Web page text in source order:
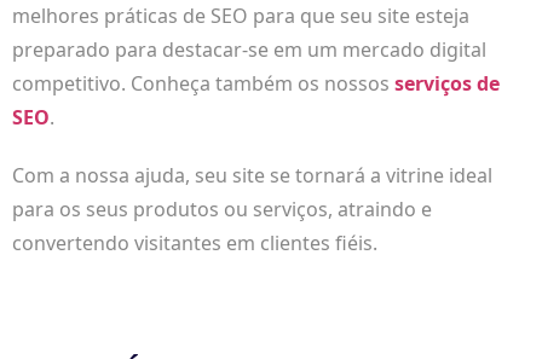
melhores práticas de SEO para que seu site esteja
preparado para destacar-se em um mercado digital
competitivo. Conheça também os nossos serviços de
SEO.
Com a nossa ajuda, seu site se tornará a vitrine ideal
para os seus produtos ou serviços, atraindo e
convertendo visitantes em clientes fiéis.